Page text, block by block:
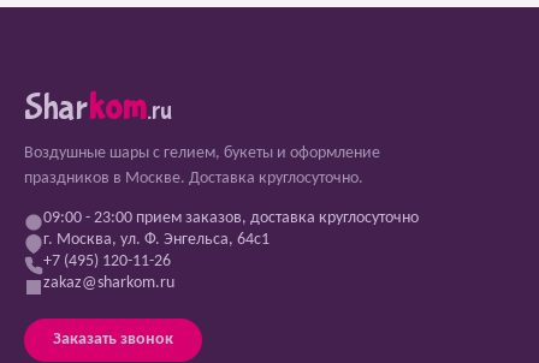
Sharkom.ru
Воздушные шары с гелием, букеты и оформление
праздников в Москве. Доставка круглосуточно.
09:00 - 23:00 прием заказов, доставка круглосуточно
г. Москва, ул. Ф. Энгельса, 64с1
+7 (495) 120-11-26
zakaz@sharkom.ru
Заказать звонок